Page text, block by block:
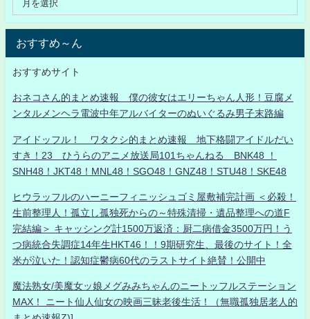
おすすめ～ん
おすすめサイト
おネコさん的まとめ速報 僕の彼女はエリーちゃん人形！豆腐メ
ンタルメンヘラ電波中年アルバイターのぬいぐるみ男子末路編
アイドッフル！ ワタクシ的まとめ速報 地下格闘アイドルだい
すき！23 ひうらのアニメ放送局101ちゃんねる BNK48 ！
SNH48！JKT48！MNL48！SGO48！GNZ48！STU48！SKE48
ヒウラッフルのハーニーフィニッシュゴミ屋敷補完計画 ＜必殺！
生前整理人！孤立し孤独死からの～特殊清掃・遺品整理への道F
完結編＞ キャッシング計1500万返済：厨二病借金3500万円！う
つ病統合失調症14年生HKT46！！9期研究生、最後のサイト！全
米が泣いた！認知症鬱病60代のラストサイト絶賛！公開中
魔法熟女/美魔女ッ娘メグみみちゃんのニートッフルステーション
MAX！ ニート仙人仙女の映画三昧老後生活！（無職孤独居老人的